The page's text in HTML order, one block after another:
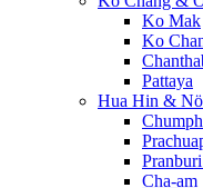
Ko Mak
Ko
Pattaya
Hua Hin &
Cha-am